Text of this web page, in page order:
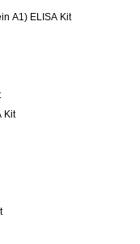
A1) ELISA Kit
Kit